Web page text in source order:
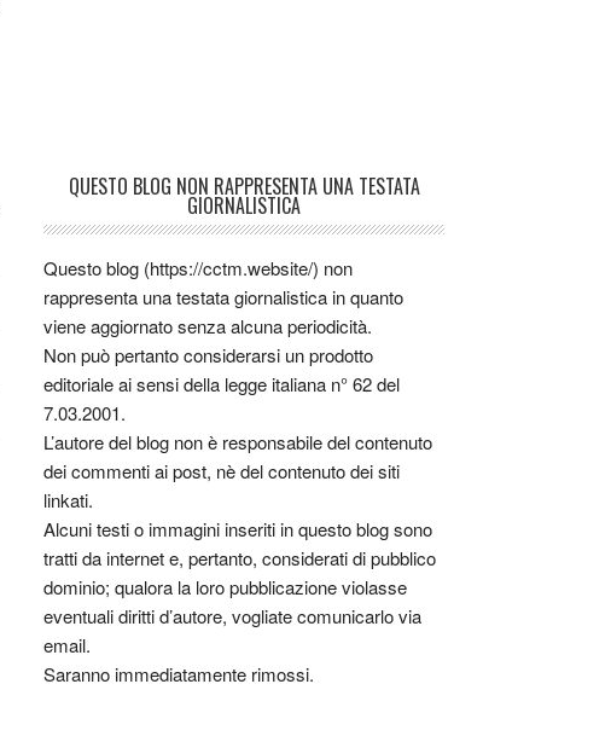
QUESTO BLOG NON RAPPRESENTA UNA TESTATA
GIORNALISTICA
Questo blog (https://cctm.website/) non
rappresenta una testata giornalistica in quanto
viene aggiornato senza alcuna periodicità.
Non può pertanto considerarsi un prodotto
editoriale ai sensi della legge italiana n° 62 del
7.03.2001.
L’autore del blog non è responsabile del contenuto
dei commenti ai post, nè del contenuto dei siti
linkati.
Alcuni testi o immagini inseriti in questo blog sono
tratti da internet e, pertanto, considerati di pubblico
dominio; qualora la loro pubblicazione violasse
eventuali diritti d’autore, vogliate comunicarlo via
email.
Saranno immediatamente rimossi.